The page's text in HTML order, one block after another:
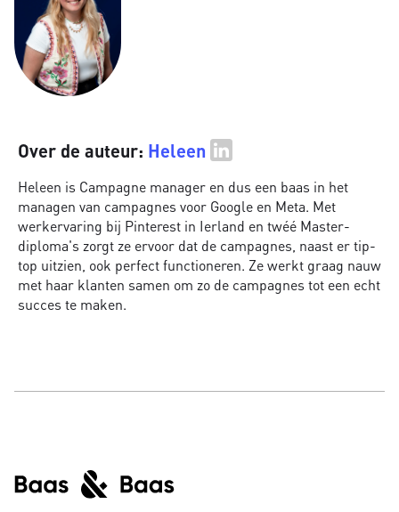
Over de auteur: Heleen
Heleen is Campagne manager en dus een baas in het
managen van campagnes voor Google en Meta. Met
werkervaring bij Pinterest in Ierland en twéé Master-
diploma's zorgt ze ervoor dat de campagnes, naast er tip-
top uitzien, ook perfect functioneren. Ze werkt graag nauw
met haar klanten samen om zo de campagnes tot een echt
succes te maken.